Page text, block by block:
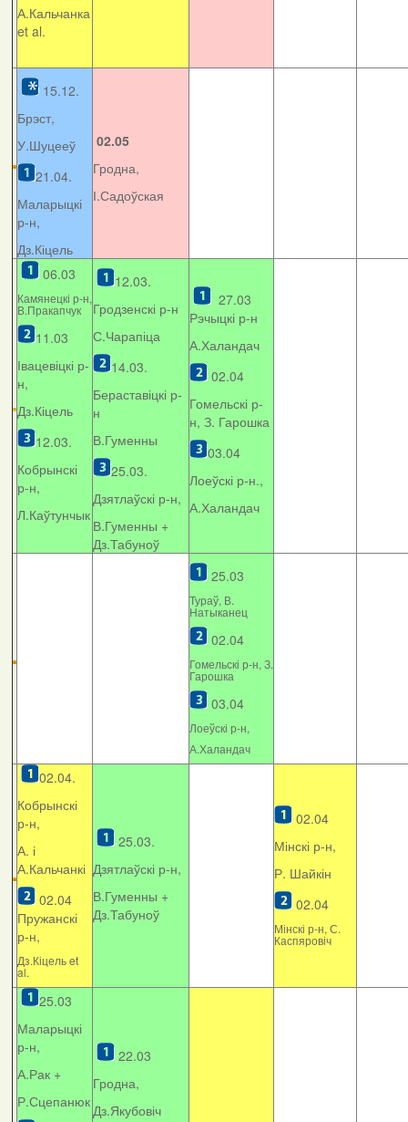
А.Кальчанка
et al.
15.12.
Брэст,
У.Шуцееў
21.04.
Маларыцкі
р-н,
Дз.Кіцель
02.05
Гродна,
І.Садоўская
06.03
Камянецкі р-н,
В.Пракапчук
11.03
Івацевіцкі р-
н,
Дз.Кіцель
12.03.
Кобрынскі
р-н,
Л.Каўтунчык
12.03.
Гродзенскі р-н
С.Чарапіца
14.03.
Бераставіцкі р-
н
В.Гуменны
25.03.
Дзятлаўскі р-н,
В.Гуменны +
Дз.Табуноў
27.03
Рэчыцкі р-н
А.Халандач
02.04
Гомельскі р-
н, З. Гарошка
03.04
Лоеўскі р-н.,
А.Халандач
25.03
Тураў, В.
Натыканец
02.04
Гомельскі р-н, З.
Гарошка
03.04
Лоеўскі р-н,
А.Халандач
02.04.
Кобрынскі
р-н,
А. і
А.Кальчанкі
02.04
Пружанскі
р-н,
Дз.Кіцель et
al.
25.03.
Дзятлаўскі р-н,
В.Гуменны +
Дз.Табуноў
02.04
Мінскі р-н,
Р. Шайкін
02.04
Мінскі р-н, С.
Каспяровіч
25.03
Маларыцкі
р-н,
А.Рак +
Р.Сцепанюк
22.03
Гродна,
Дз.Якубовіч